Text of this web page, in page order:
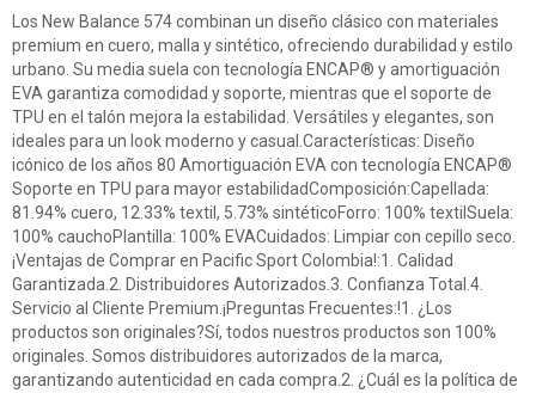
Los New Balance 574 combinan un diseño clásico con materiales
premium en cuero, malla y sintético, ofreciendo durabilidad y estilo
urbano. Su media suela con tecnología ENCAP® y amortiguación
EVA garantiza comodidad y soporte, mientras que el soporte de
TPU en el talón mejora la estabilidad. Versátiles y elegantes, son
ideales para un look moderno y casual.Características: Diseño
icónico de los años 80 Amortiguación EVA con tecnología ENCAP®
Soporte en TPU para mayor estabilidadComposición:Capellada:
81.94% cuero, 12.33% textil, 5.73% sintéticoForro: 100% textilSuela:
100% cauchoPlantilla: 100% EVACuidados: Limpiar con cepillo seco.
¡Ventajas de Comprar en Pacific Sport Colombia!:1. Calidad
Garantizada.2. Distribuidores Autorizados.3. Confianza Total.4.
Servicio al Cliente Premium.¡Preguntas Frecuentes:!1. ¿Los
productos son originales?Sí, todos nuestros productos son 100%
originales. Somos distribuidores autorizados de la marca,
garantizando autenticidad en cada compra.2. ¿Cuál es la política de